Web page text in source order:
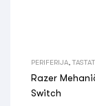
PERIFERIJA
Razer
Switch